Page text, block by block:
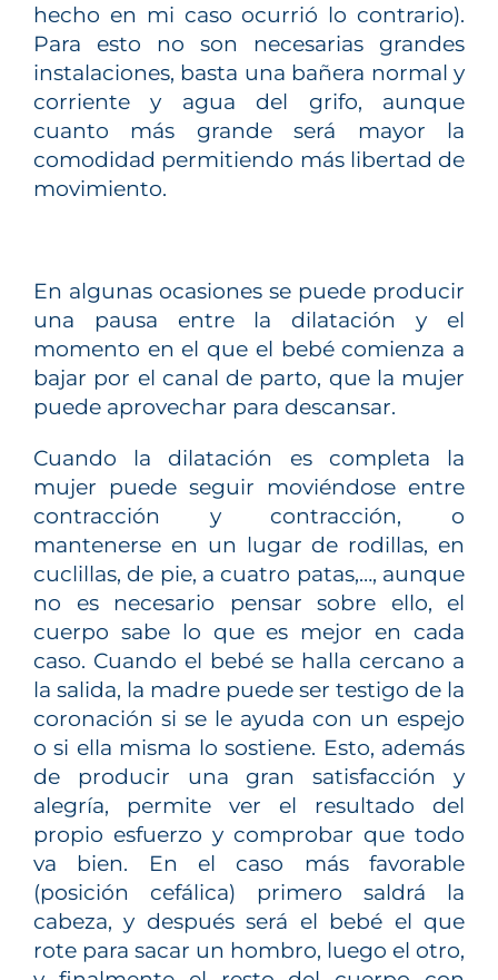
hecho en mi caso ocurrió lo contrario).
Para esto no son necesarias grandes
instalaciones, basta una bañera normal y
corriente y agua del grifo, aunque
cuanto más grande será mayor la
comodidad permitiendo más libertad de
movimiento.
En algunas ocasiones se puede producir
una pausa entre la dilatación y el
momento en el que el bebé comienza a
bajar por el canal de parto, que la mujer
puede aprovechar para descansar.
Cuando la dilatación es completa la
mujer puede seguir moviéndose entre
contracción y contracción, o
mantenerse en un lugar de rodillas, en
cuclillas, de pie, a cuatro patas,…, aunque
no es necesario pensar sobre ello, el
cuerpo sabe lo que es mejor en cada
caso. Cuando el bebé se halla cercano a
la salida, la madre puede ser testigo de la
coronación si se le ayuda con un espejo
o si ella misma lo sostiene. Esto, además
de producir una gran satisfacción y
alegría, permite ver el resultado del
propio esfuerzo y comprobar que todo
va bien. En el caso más favorable
(posición cefálica) primero saldrá la
cabeza, y después será el bebé el que
rote para sacar un hombro, luego el otro,